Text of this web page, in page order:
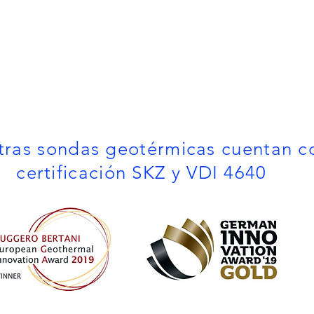
sondas geotérmicas cuentan
certificación SKZ y VDI 4640